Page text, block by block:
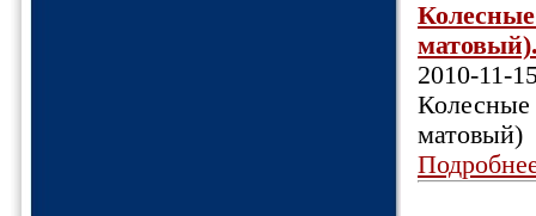
2010-11-
Колесные
матовый)